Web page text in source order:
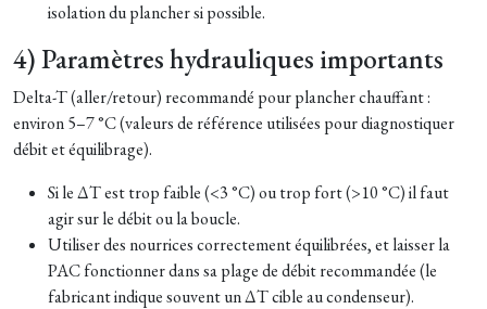
isolation du plancher si possible.
4) Paramètres hydrauliques importants
Delta-T (aller/retour) recommandé pour plancher chauffant :
environ 5–7 °C (valeurs de référence utilisées pour diagnostiquer
débit et équilibrage).
Si le ΔT est trop faible (<3 °C) ou trop fort (>10 °C) il faut
agir sur le débit ou la boucle.
Utiliser des nourrices correctement équilibrées, et laisser la
PAC fonctionner dans sa plage de débit recommandée (le
fabricant indique souvent un ΔT cible au condenseur).